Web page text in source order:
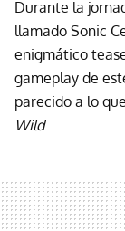
Durante la
llamado Sonic
enigmático
gameplay de
parecido a lo
Wild.